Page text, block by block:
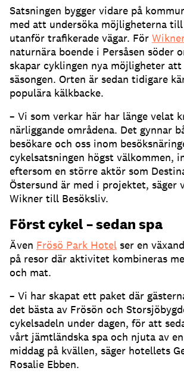
Satsningen bygger vidare på
med att undersöka möjligheterna
utanför trafikerade vägar. För
naturnära boende i Persåsen söder
skapar cyklingen nya möjligheter
säsongen. Orten är sedan tidigare
populära kälkbacke.
– Vi som verkar här har länge velat
närliggande områdena. Det gynnar
besökare och oss inom
cykelsatsningen högst välkommen,
eftersom en större aktör som
Östersund är med i projektet, säger
Wikner till Besöksliv.
Först cykel – sedan spa
Även Frösö Park Hotel ser en
på resor där aktivitet kombineras
och mat.
– Vi har skapat ett paket där
det bästa av Frösön och
cykelsadeln under dagen, för att
vårt jämtländska spa och njuta av
middag på kvällen, säger hotellets
Rosalie Ebben.